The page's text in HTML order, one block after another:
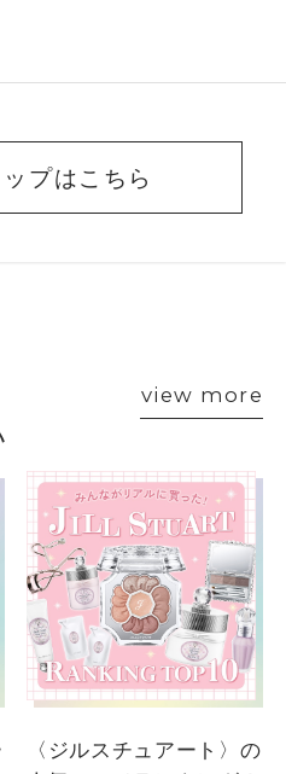
プはこちら
ランド担当者のおすす
view more
〈ジルスチュアート〉の